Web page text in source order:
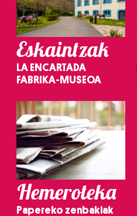
Eskaintzak
LA ENCARTADA
FABRIKA-MUSEOA
Hemeroteka
Papereko zenbakiak